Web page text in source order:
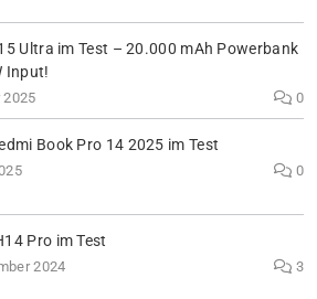
Ultra im Test – 20.000 mAh Powerbank
Input!
2025 0
Book Pro 14 2025 im Test
0
Pro im Test
2024 3